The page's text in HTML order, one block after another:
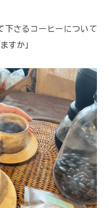
下さるコーヒーについて
すか」